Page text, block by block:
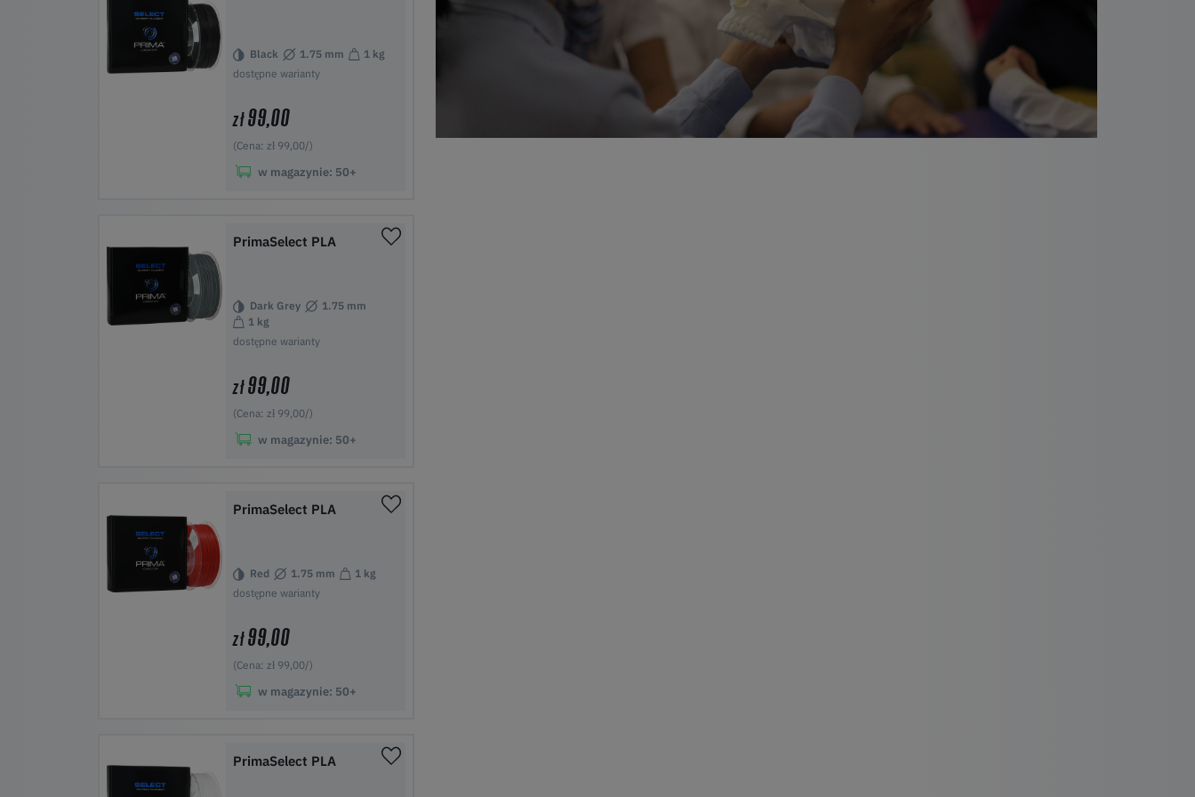
Black 1.75 mm
1 kg
dostępne warianty
zł99,00
(Cena: zł 99,00/)
w magazynie: 50+
PrimaSelect PLA
Dark Grey
1.75 mm
1 kg
dostępne warianty
zł99,00
(Cena: zł 99,00/)
w magazynie: 50+
PrimaSelect PLA
Red 1.75 mm
1 kg
dostępne warianty
zł99,00
(Cena: zł 99,00/)
w magazynie: 50+
PrimaSelect PLA